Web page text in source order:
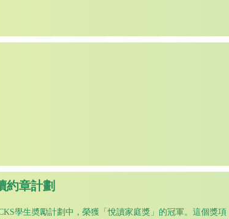
約章計劃
學生奬勵計劃中，榮獲「悅讀家庭獎」的冠軍。這個獎項